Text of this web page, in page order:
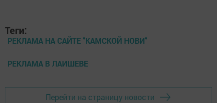
Теги:
РЕКЛАМА НА САЙТЕ "КАМСКОЙ НОВИ"
РЕКЛАМА В ЛАИШЕВЕ
Перейти на страницу новости